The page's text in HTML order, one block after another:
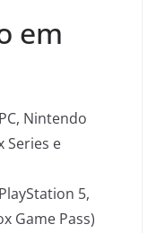
em
Nintendo
Series e
5,
Game Pass)